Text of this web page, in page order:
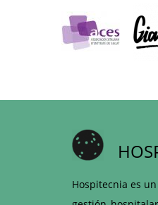
Hospitecnia es